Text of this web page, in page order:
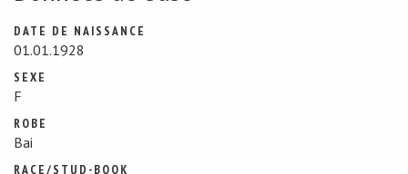
DATE DE NAISSANCE
01.01.1928
SEXE
F
ROBE
Bai
RACE/STUD-BOOK